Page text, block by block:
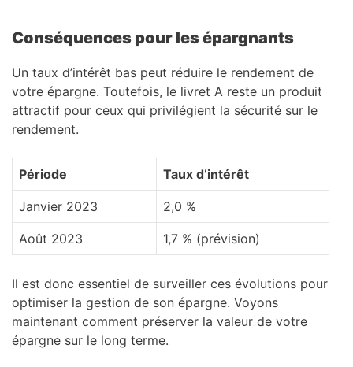
Conséquences pour les épargnants
Un taux d’intérêt bas peut réduire le rendement de
votre épargne. Toutefois, le livret A reste un produit
attractif pour ceux qui privilégient la sécurité sur le
rendement.
Période Taux d’intérêt
Janvier 2023 2,0 %
Août 2023 1,7 % (prévision)
Il est donc essentiel de surveiller ces évolutions pour
optimiser la gestion de son épargne. Voyons
maintenant comment préserver la valeur de votre
épargne sur le long terme.